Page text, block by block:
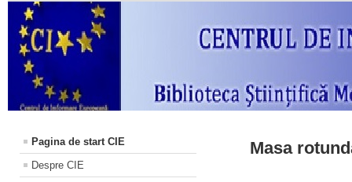
Pagina de start CIE
Despre CIE
Masa